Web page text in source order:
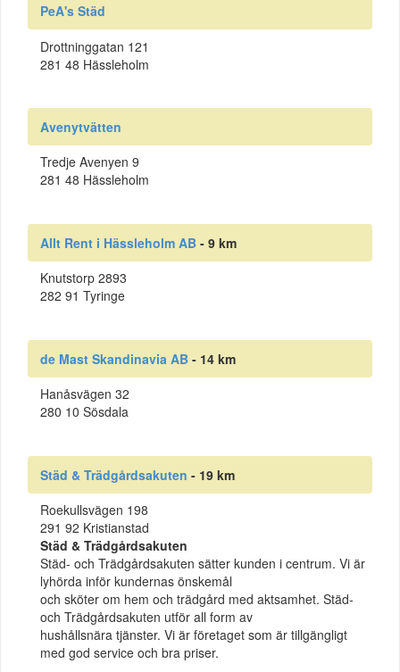
PeA's Städ
Drottninggatan 121
281 48 Hässleholm
Avenytvätten
Tredje Avenyen 9
281 48 Hässleholm
Allt Rent i Hässleholm AB - 9 km
Knutstorp 2893
282 91 Tyringe
de Mast Skandinavia AB - 14 km
Hanåsvägen 32
280 10 Sösdala
Städ & Trädgårdsakuten - 19 km
Roekullsvägen 198
291 92 Kristianstad
Städ & Trädgårdsakuten
Städ- och Trädgårdsakuten sätter kunden i centrum. Vi är
lyhörda inför kundernas önskemål
och sköter om hem och trädgård med aktsamhet. Städ-
och Trädgårdsakuten utför all form av
hushållsnära tjänster. Vi är företaget som är tillgängligt
med god service och bra priser.